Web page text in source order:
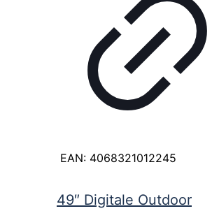
EAN: 4068321012245
49″ Digitale Outdoor